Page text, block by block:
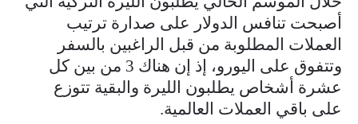
أصبحت تنافس الدولار على صدارة ترتيب
العملات المطلوبة من قبل الراغبين بالسفر
وتتفوق على اليورو، إذ إن هناك 3 من بين كل
عشرة أشخاص يطلبون الليرة والبقية تتوزع
على باقي العملات العالمية.